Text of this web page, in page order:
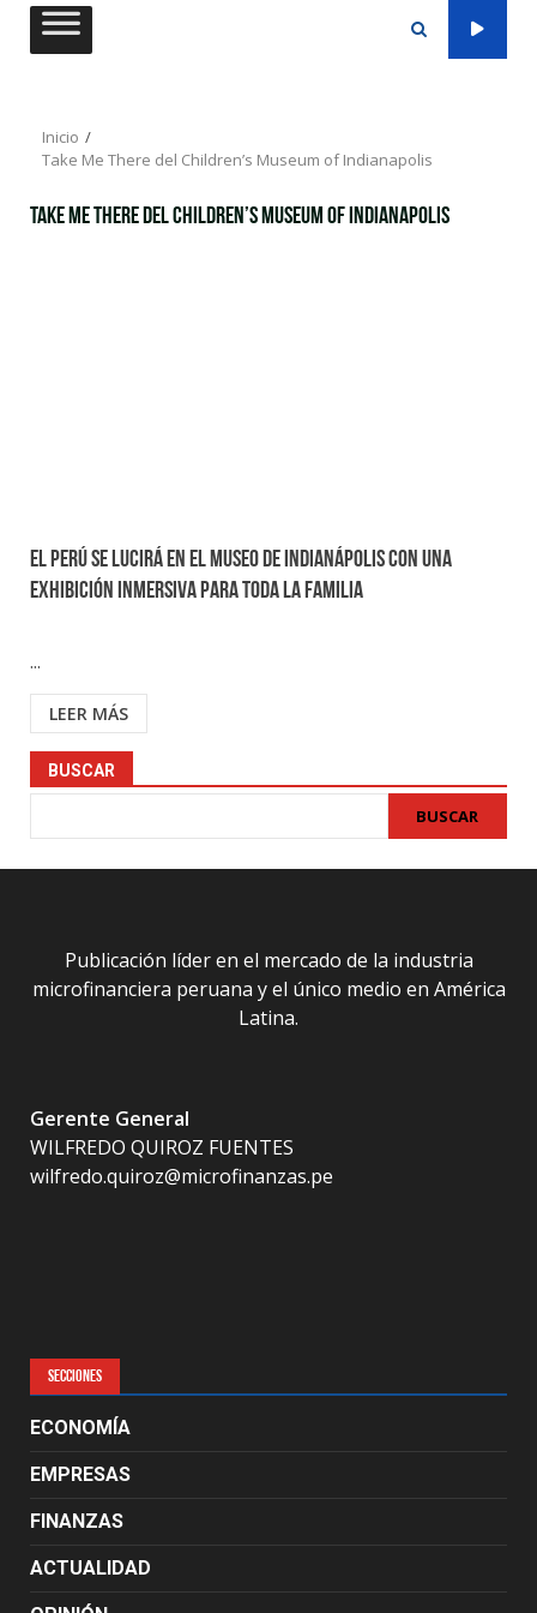
Saltar
Inicio
Take Me There del Children’s Museum of Indianapolis
Take Me There del Children’s Museum of Indianapolis
El Perú se lucirá en el museo de Indianápolis con una
exhibición inmersiva para toda la familia
...
LEER MÁS
BUSCAR
BUSCAR
Publicación líder en el mercado de la industria
microfinanciera peruana y el único medio en América
Latina.
Gerente General
WILFREDO QUIROZ FUENTES
wilfredo.quiroz@microfinanzas.pe
SECCIONES
ECONOMÍA
EMPRESAS
FINANZAS
ACTUALIDAD